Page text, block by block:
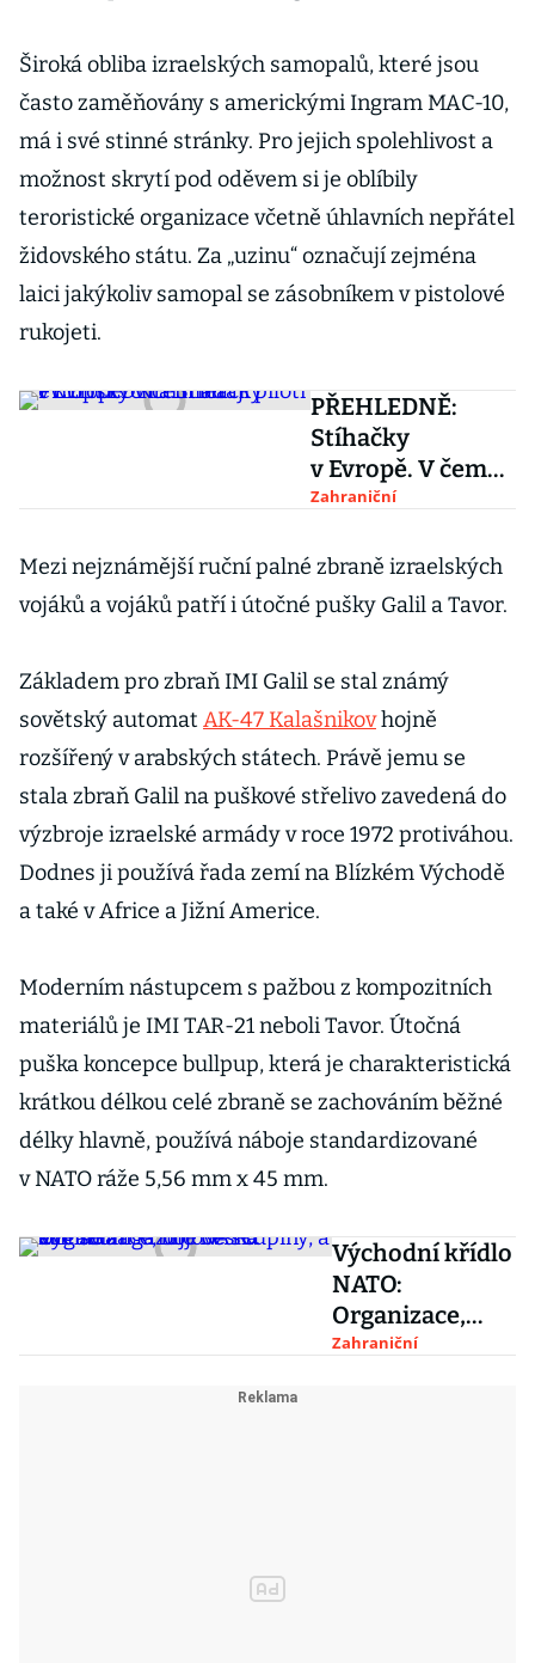
Široká obliba izraelských samopalů, které jsou
často zaměňovány s americkými Ingram MAC-10,
má i své stinné stránky. Pro jejich spolehlivost a
možnost skrytí pod oděvem si je oblíbily
teroristické organizace včetně úhlavních nepřátel
židovského státu. Za „uzinu“ označují zejména
laici jakýkoliv samopal se zásobníkem v pistolové
rukojeti.
PŘEHLEDNĚ:
Stíhačky
v Evropě. V čem
létají piloti
armád
Zahraniční
Mezi nejznámější ruční palné zbraně izraelských
vojáků a vojáků patří i útočné pušky Galil a Tavor.
Základem pro zbraň IMI Galil se stal známý
sovětský automat AK-47 Kalašnikovhojně
rozšířený v arabských státech. Právě jemu se
stala zbraň Galil na puškové střelivo zavedená do
výzbroje izraelské armády v roce 1972 protiváhou.
Dodnes ji používá řada zemí na Blízkém Východě
a také v Africe a Jižní Americe.
Moderním nástupcem s pažbou z kompozitních
materiálů je IMI TAR-21 neboli Tavor. Útočná
puška koncepce bullpup, která je charakteristická
krátkou délkou celé zbraně se zachováním běžné
délky hlavně, používá náboje standardizované
v NATO ráže 5,56 mm x 45 mm.
Východní křídlo
NATO:
Organizace,
bojové skupiny,
Zahraniční